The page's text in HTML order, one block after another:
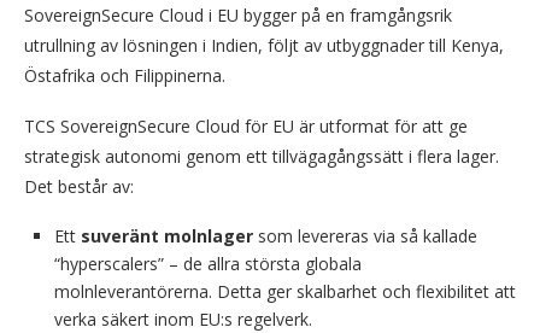
SovereignSecure Cloud i EU bygger på en framgångsrik
utrullning av lösningen i Indien, följt av utbyggnader till Kenya,
Östafrika och Filippinerna.
TCS SovereignSecure Cloud för EU är utformat för att ge
strategisk autonomi genom ett tillvägagångssätt i flera lager.
Det består av:
Ett suveränt molnlager som levereras via så kallade
“hyperscalers” – de allra största globala
molnleverantörerna. Detta ger skalbarhet och flexibilitet att
verka säkert inom EU:s regelverk.